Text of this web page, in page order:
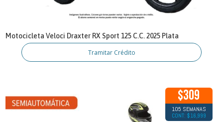
Motocicleta Veloci Draxter RX Sport 125 C.C. 2025 Plata
Tramitar Crédito
$309
105 SEMANAS
CONT: $16,999